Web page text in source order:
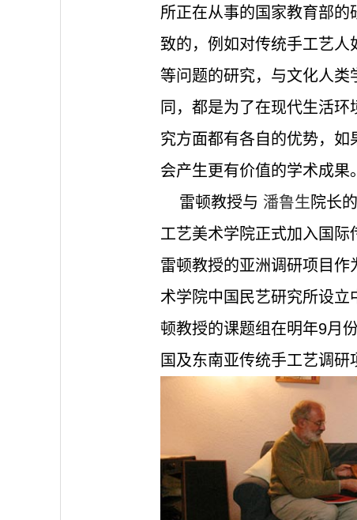
所正在从事的国家教育部
致的，例如对传统手工艺
等问题的研究，与文化人类
同，都是为了在现代生活
究方面都有各自的优势，
会产生更有价值的学术成果。
雷顿教授与 潘鲁生 院长
工艺美术学院正式加入国
雷顿教授的亚洲调研项目
术学院中国民艺研究所设立
顿教授的课题组在明年9月
国及东南亚传统手工艺调研